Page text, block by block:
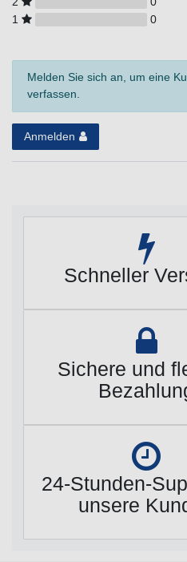
1
0
Melden Sie sich an, um eine
verfassen.
Anmelden
Schneller
Sichere und
24-Stunden-
unsere